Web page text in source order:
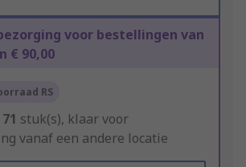
voor bestellingen van
€ 90,00
RS
71 stuk(s), klaar voor
vanaf een andere locatie